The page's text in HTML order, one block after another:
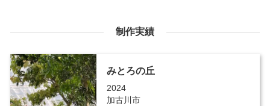
制作実績
みとろの丘
2024
加古川市